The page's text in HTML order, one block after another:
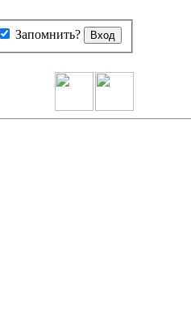
Запомнить?